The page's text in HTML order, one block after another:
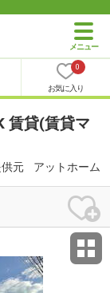
0
お気に入り
賃貸(賃貸マ
元 アットホーム